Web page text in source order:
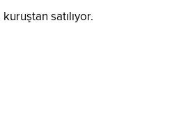
satılıyor.